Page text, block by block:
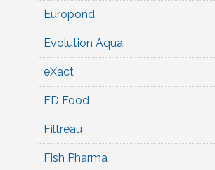
Europond
Evolution Aqua
eXact
FD Food
Filtreau
Fish Pharma